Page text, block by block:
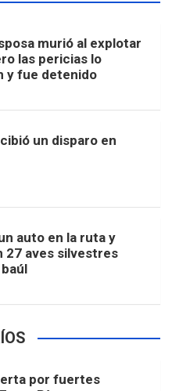
murió al explotar
las pericias lo
y fue detenido
un disparo en
auto en la ruta y
27 aves silvestres
por fuertes